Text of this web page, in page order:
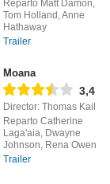
Reparto Matt Damon,
Tom Holland, Anne
Hathaway
Trailer
Moana
3,4
Director: Thomas Kail
Reparto Catherine
Laga'aia, Dwayne
Johnson, Rena Owen
Trailer